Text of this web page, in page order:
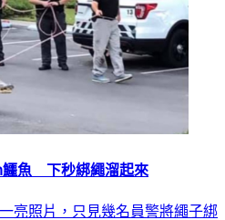
鱷魚 下秒綁繩溜起來
亮照片，只見幾名員警將繩子綁